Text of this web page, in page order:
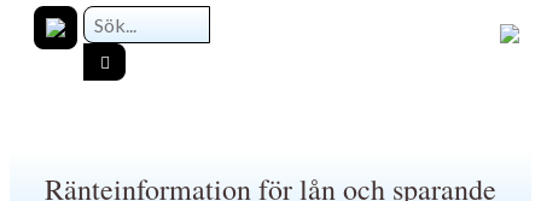
Ränteinformation för lån och sparande